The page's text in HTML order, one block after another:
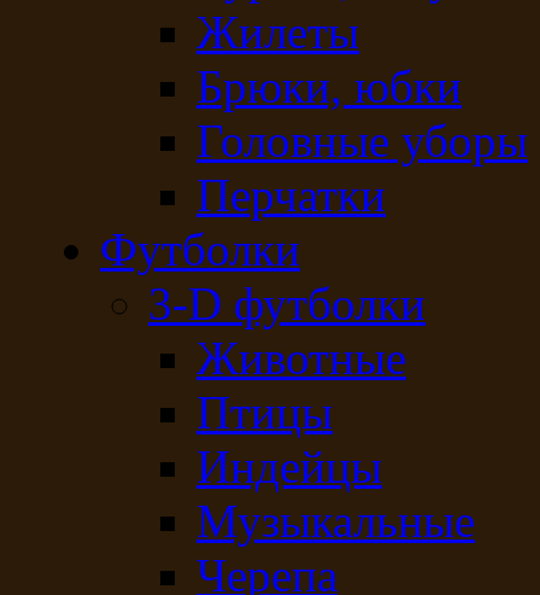
Жилеты
Брюки, юбки
Головные уборы
Перчатки
Футболки
3-D футболки
Животные
Птицы
Индейцы
Музыкальные
Черепа